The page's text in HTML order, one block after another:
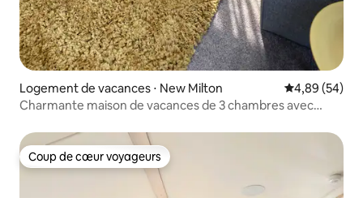
Logement de vacances ⋅ New Milton Évaluation
4,89 (54)
Charmante maison de vacances de 3 chambres avec
Coup de cœur voyageurs
Coup de cœur voyageurs